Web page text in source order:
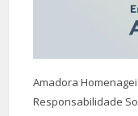
Amadora
Responsabilidade